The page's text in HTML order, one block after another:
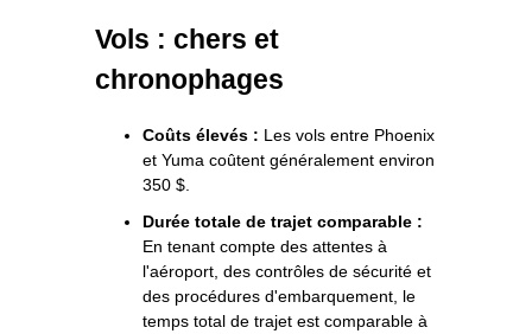
Vols : chers et
chronophages
Coûts élevés : Les vols entre Phoenix
et Yuma coûtent généralement environ
350 $.
Durée totale de trajet comparable :
En tenant compte des attentes à
l'aéroport, des contrôles de sécurité et
des procédures d'embarquement, le
temps total de trajet est comparable à